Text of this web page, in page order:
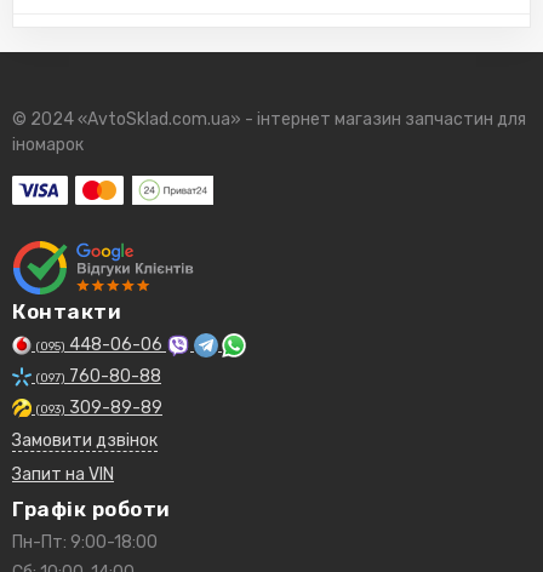
© 2024 «AvtoSklad.com.ua» - інтернет магазин запчастин для
іномарок
Контакти
(095) 448-06-06
(097) 760-80-88
(093) 309-89-89
Замовити дзвінок
Запит на VIN
Графік роботи
Пн-Пт: 9:00-18:00